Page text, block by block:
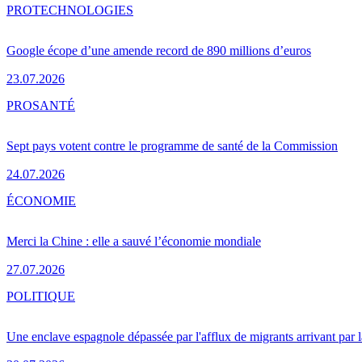
Google écope d’une amende record de 890 millions d’euros
23.07.2026
PROTECHNOLOGIES
Sept pays votent contre le programme de santé de la Commission
24.07.2026
PROSANTÉ
Merci la Chine : elle a sauvé l’économie mondiale
27.07.2026
ÉCONOMIE
Une enclave espagnole dépassée par l'afflux de migrants arrivant par
POLITIQUE